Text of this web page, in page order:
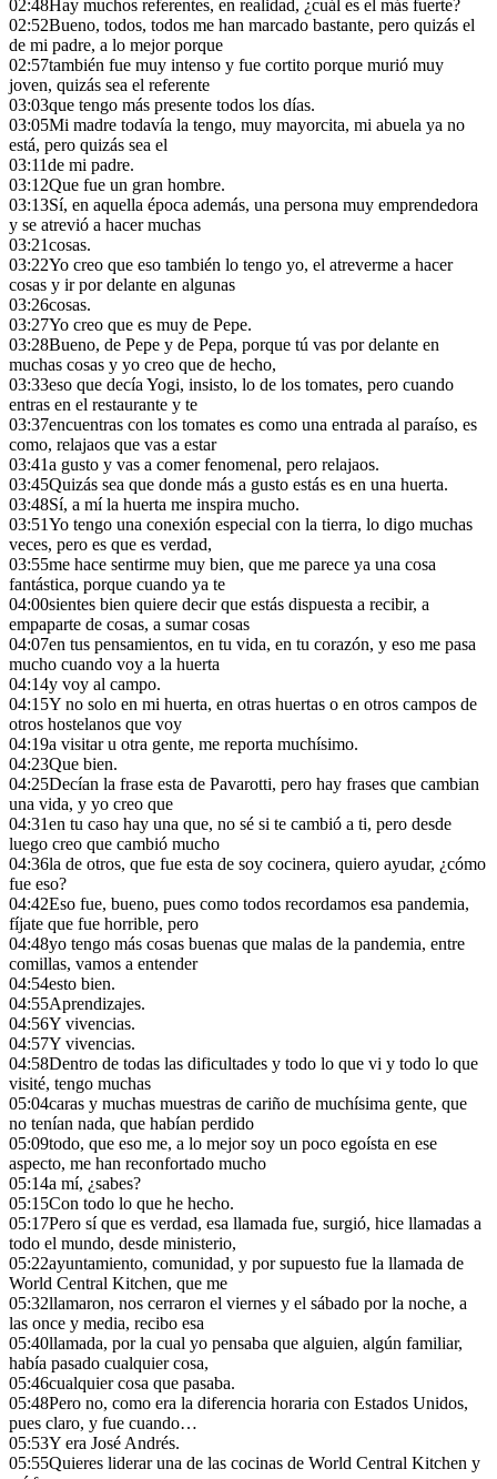
02:48Hay muchos referentes, en realidad, ¿cuál es el más fuerte?
02:52Bueno, todos, todos me han marcado bastante, pero quizás el
de mi padre, a lo mejor porque
02:57también fue muy intenso y fue cortito porque murió muy
joven, quizás sea el referente
03:03que tengo más presente todos los días.
03:05Mi madre todavía la tengo, muy mayorcita, mi abuela ya no
está, pero quizás sea el
03:11de mi padre.
03:12Que fue un gran hombre.
03:13Sí, en aquella época además, una persona muy emprendedora
y se atrevió a hacer muchas
03:21cosas.
03:22Yo creo que eso también lo tengo yo, el atreverme a hacer
cosas y ir por delante en algunas
03:26cosas.
03:27Yo creo que es muy de Pepe.
03:28Bueno, de Pepe y de Pepa, porque tú vas por delante en
muchas cosas y yo creo que de hecho,
03:33eso que decía Yogi, insisto, lo de los tomates, pero cuando
entras en el restaurante y te
03:37encuentras con los tomates es como una entrada al paraíso, es
como, relajaos que vas a estar
03:41a gusto y vas a comer fenomenal, pero relajaos.
03:45Quizás sea que donde más a gusto estás es en una huerta.
03:48Sí, a mí la huerta me inspira mucho.
03:51Yo tengo una conexión especial con la tierra, lo digo muchas
veces, pero es que es verdad,
03:55me hace sentirme muy bien, que me parece ya una cosa
fantástica, porque cuando ya te
04:00sientes bien quiere decir que estás dispuesta a recibir, a
empaparte de cosas, a sumar cosas
04:07en tus pensamientos, en tu vida, en tu corazón, y eso me pasa
mucho cuando voy a la huerta
04:14y voy al campo.
04:15Y no solo en mi huerta, en otras huertas o en otros campos de
otros hostelanos que voy
04:19a visitar u otra gente, me reporta muchísimo.
04:23Que bien.
04:25Decían la frase esta de Pavarotti, pero hay frases que cambian
una vida, y yo creo que
04:31en tu caso hay una que, no sé si te cambió a ti, pero desde
luego creo que cambió mucho
04:36la de otros, que fue esta de soy cocinera, quiero ayudar, ¿cómo
fue eso?
04:42Eso fue, bueno, pues como todos recordamos esa pandemia,
fíjate que fue horrible, pero
04:48yo tengo más cosas buenas que malas de la pandemia, entre
comillas, vamos a entender
04:54esto bien.
04:55Aprendizajes.
04:56Y vivencias.
04:57Y vivencias.
04:58Dentro de todas las dificultades y todo lo que vi y todo lo que
visité, tengo muchas
05:04caras y muchas muestras de cariño de muchísima gente, que
no tenían nada, que habían perdido
05:09todo, que eso me, a lo mejor soy un poco egoísta en ese
aspecto, me han reconfortado mucho
05:14a mí, ¿sabes?
05:15Con todo lo que he hecho.
05:17Pero sí que es verdad, esa llamada fue, surgió, hice llamadas a
todo el mundo, desde ministerio,
05:22ayuntamiento, comunidad, y por supuesto fue la llamada de
World Central Kitchen, que me
05:32llamaron, nos cerraron el viernes y el sábado por la noche, a
las once y media, recibo esa
05:40llamada, por la cual yo pensaba que alguien, algún familiar,
había pasado cualquier cosa,
05:46cualquier cosa que pasaba.
05:48Pero no, como era la diferencia horaria con Estados Unidos,
pues claro, y fue cuando…
05:53Y era José Andrés.
05:55Quieres liderar una de las cocinas de World Central Kitchen y